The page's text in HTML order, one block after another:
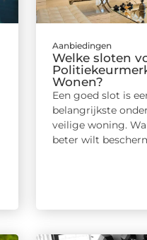
Aanbiedingen
Welke sloten
Wonen?
Een goed slot is
belangrijkste
veilige woning.
beter wilt